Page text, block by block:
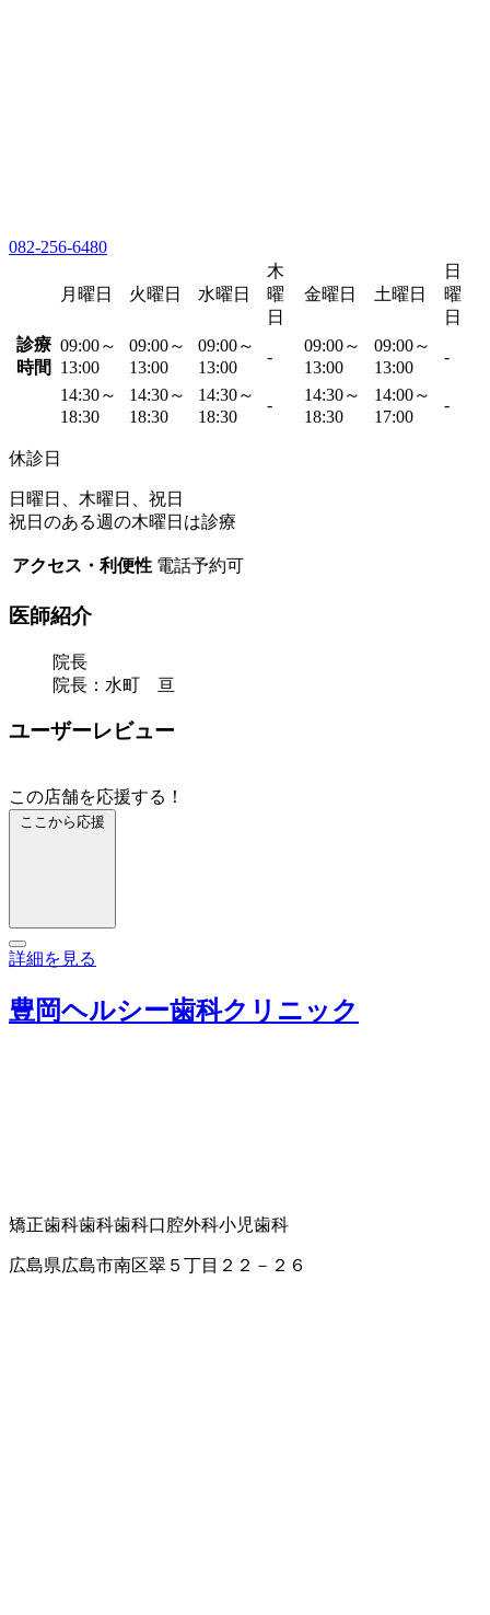
082-256-6480
月曜日 火曜日 水曜日
木
曜
日
金曜日 土曜日
日
曜
日
診療
時間
09:00～
13:00
09:00～
13:00
09:00～
13:00
-
09:00～
13:00
09:00～
13:00
-
14:30～
18:30
14:30～
18:30
14:30～
18:30
-
14:30～
18:30
14:00～
17:00
-
休診日
日曜日、木曜日、祝日
祝日のある週の木曜日は診療
アクセス・利便性 電話予約可
医師紹介
院長
院長：水町 亘
ユーザーレビュー
この店舗を応援する！
ここから応援
詳細を見る
豊岡ヘルシー歯科クリニック
矯正歯科歯科歯科口腔外科小児歯科
広島県広島市南区翠５丁目２２－２６